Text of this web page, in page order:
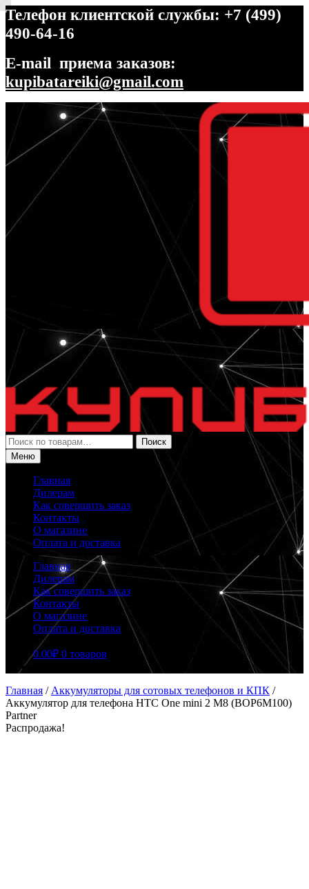
Телефон клиентской службы: +7 (499)
490-64-16
E-mail приема заказов:
kupibatareiki@gmail.com
Перейти
навигации
Перейти
содержимому
Искать:
Поиск
Меню
Главная
Дилерам
Как совершить заказ
Контакты
О магазине
Оплата и доставка
Главная
Дилерам
Как совершить заказ
Контакты
О магазине
Оплата и доставка
0.00₽ 0 товаров
Главная / Аккумуляторы для сотовых телефонов и КПК /
Аккумулятор для телефона HTC One mini 2 M8 (BOP6M100)
Partner
Распродажа!